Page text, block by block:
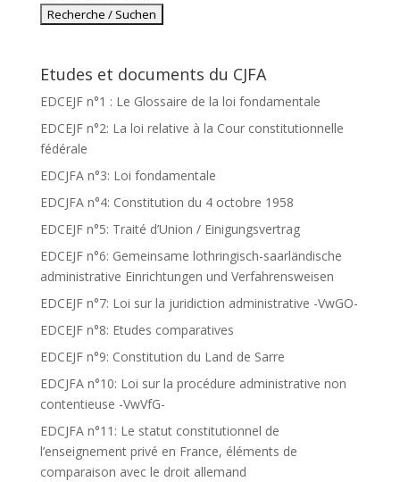
Etudes et documents du CJFA
EDCEJF n°1 : Le Glossaire de la loi fondamentale
EDCEJF n°2: La loi relative à la Cour constitutionnelle
fédérale
EDCJFA n°3: Loi fondamentale
EDCJFA n°4: Constitution du 4 octobre 1958
EDCEJF n°5: Traité d’Union / Einigungsvertrag
EDCEJF n°6: Gemeinsame lothringisch-saarländische
administrative Einrichtungen und Verfahrensweisen
EDCEJF n°7: Loi sur la juridiction administrative -VwGO-
EDCEJF n°8: Etudes comparatives
EDCEJF n°9: Constitution du Land de Sarre
EDCJFA n°10: Loi sur la procédure administrative non
contentieuse -VwVfG-
EDCJFA n°11: Le statut constitutionnel de
l’enseignement privé en France, éléments de
comparaison avec le droit allemand